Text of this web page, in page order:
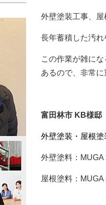
外壁塗装工事、屋
長年蓄積した汚
この作業が雑に
あるので、非常に
富田林市 KB様邸
外壁塗装・屋根
外壁塗料：
屋根塗料：